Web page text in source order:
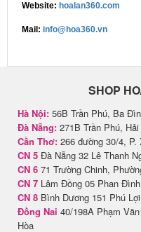
Website: hoalan360.com
Mail: info@hoa360.vn
SHOP
Hà Nội: 56B Trần Phú, Ba
Đà Nẵng: 271B Trần Phú,
Cần Thơ: 266 đường 30/4,
CN 5 Đà Nẵng 32 Lê Thanh
CN 6 71 Trường Chinh,
CN 7 Lâm Đồng 05 Phan
CN 8 Bình Dương 151 Phú
Đồng Nai 40/198A Phạm
Hòa